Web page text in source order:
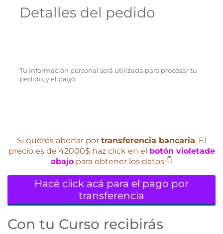
Detalles del pedido
Tu información personal será utilizada para procesar tu
pedido, y el pago
Si querés abonar por transferencia bancaria, El
precio es de 42000$ haz click en el botón violetade
abajopara obtener los datos 👇
Hacé click acá para el pago por
transferencia
Con tu Curso recibirás